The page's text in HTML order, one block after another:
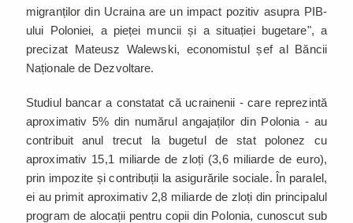
migranților din Ucraina are un impact pozitiv asupra PIB-
ului Poloniei, a pieței muncii și a situației bugetare", a
precizat Mateusz Walewski, economistul șef al Băncii
Naționale de Dezvoltare.
Studiul bancar a constatat că ucrainenii - care reprezintă
aproximativ 5% din numărul angajaților din Polonia - au
contribuit anul trecut la bugetul de stat polonez cu
aproximativ 15,1 miliarde de zloți (3,6 miliarde de euro),
prin impozite și contribuții la asigurările sociale. În paralel,
ei au primit aproximativ 2,8 miliarde de zloți din principalul
program de alocații pentru copii din Polonia, cunoscut sub